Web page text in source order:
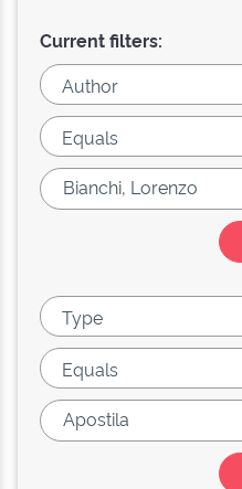
Current filters: